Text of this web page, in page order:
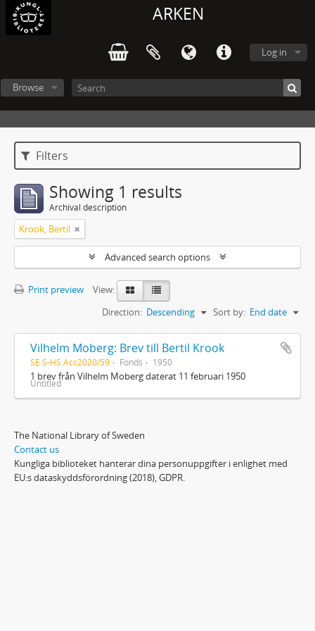
ARKEN
Log in
Browse
Filters
Showing 1 results
Archival description
Krook, Bertil
Advanced search options
Print preview
View:
Sort by: End date
Direction: Descending
Vilhelm Moberg: Brev till Bertil Krook
SE S-HS Acc2020/59 Fonds 1950
1 brev från Vilhelm Moberg daterat 11 februari 1950
Untitled
The National Library of Sweden
Contact us
Kungliga biblioteket hanterar dina personuppgifter i enlighet med
EU:s dataskyddsförordning (2018), GDPR.